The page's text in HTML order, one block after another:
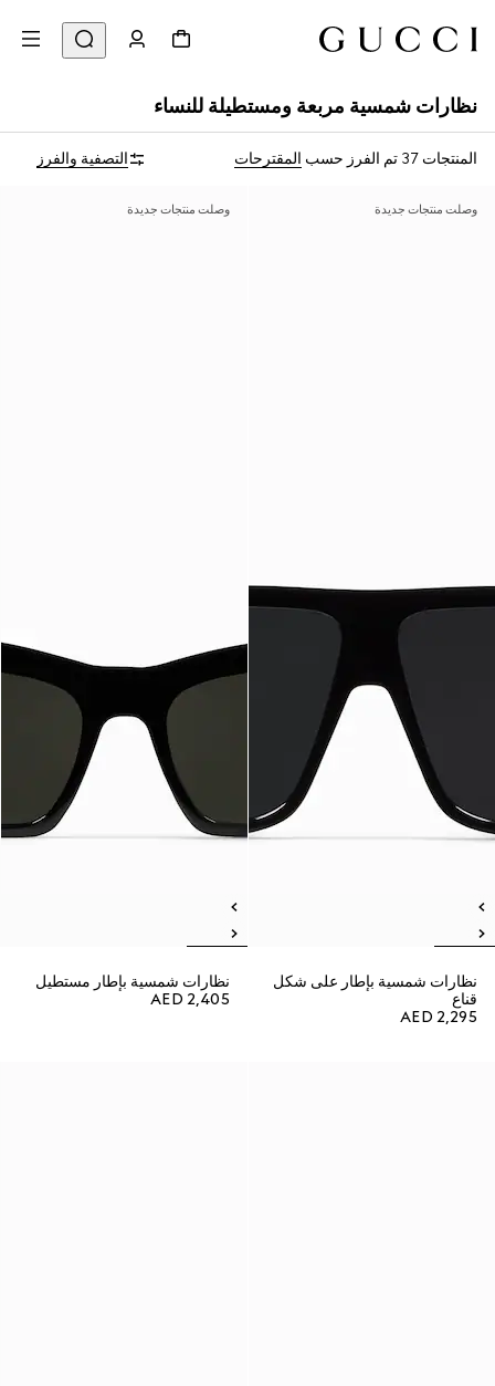
نظارات شمسية مربعة ومستطيلة للنساء
المنتجات 37 تم الفرز حسب المقترحات التصفية والفرز
وصلت منتجات جديدة
نظارات شمسية بإطار على شكل
قناع
AED 2,295
وصلت منتجات جديدة
نظارات شمسية بإطار مستطيل
AED 2,405